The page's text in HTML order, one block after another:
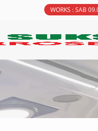
WORKS : SAB